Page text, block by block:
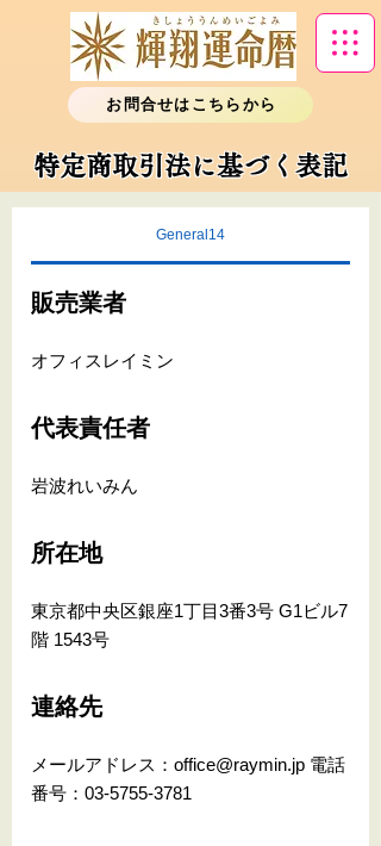
お問合せはこちらから
特定商取引法に基づく表記
General14
販売業者
オフィスレイミン
代表責任者
岩波れいみん
所在地
東京都中央区銀座1丁目3番3号 G1ビル7
階 1543号
連絡先
メールアドレス：office@raymin.jp 電話
番号：03-5755-3781